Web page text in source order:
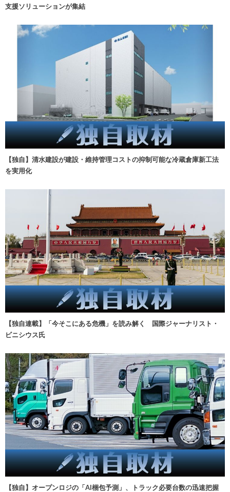
支援ソリューションが集結
【独自】清水建設が建設・維持管理コストの抑制可能な冷蔵倉庫新工法
を実用化
【独自連載】「今そこにある危機」を読み解く 国際ジャーナリスト・
ビニシウス氏
【独自】オープンロジの「AI梱包予測」、トラック必要台数の迅速把握